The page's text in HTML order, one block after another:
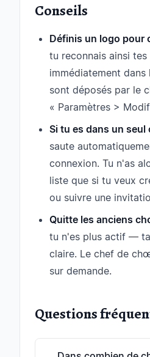
Conseils
Définis un logo
tu reconnais ainsi
immédiatement
sont déposés par le
« Paramètres >
Si tu es dans un
saute
connexion. Tu n'as
liste que si tu veux
ou suivre une
Quitte les anciens
tu n'es plus actif —
claire. Le chef de
sur demande.
Questions